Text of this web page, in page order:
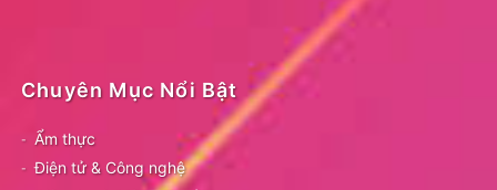
Chuyên Mục Nổi Bật
Ẩm thực
Điện tử & Công nghệ